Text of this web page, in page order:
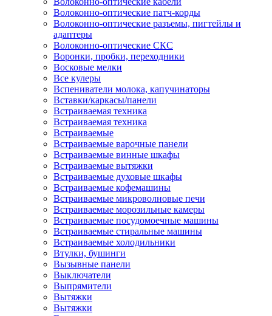
Волоконно-оптические патч-корды
Волоконно-оптические разъемы, пигтейлы и
адаптеры
Волоконно-оптические СКС
Воронки, пробки, переходники
Восковые мелки
Все кулеры
Вспениватели молока, капучинаторы
Вставки/каркасы/панели
Встраиваемая техника
Встраиваемая техника
Встраиваемые
Встраиваемые варочные панели
Встраиваемые винные шкафы
Встраиваемые вытяжки
Встраиваемые духовые шкафы
Встраиваемые кофемашины
Встраиваемые микроволновые печи
Встраиваемые морозильные камеры
Встраиваемые посудомоечные машины
Встраиваемые стиральные машины
Встраиваемые холодильники
Втулки, бушинги
Вызывные панели
Выключатели
Выпрямители
Вытяжки
Вытяжки